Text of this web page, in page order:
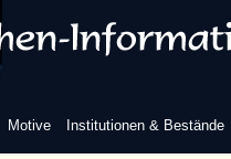
Motive Institutionen & Bestände